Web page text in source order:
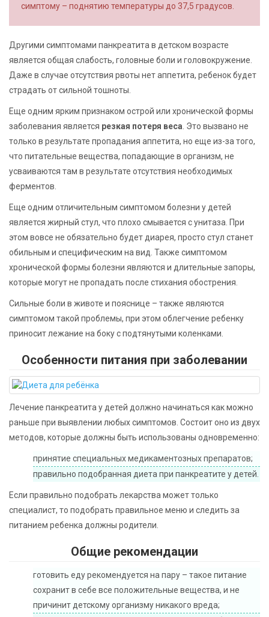
симптому – поднятию температуры до 37,5 градусов.
Другими симптомами панкреатита в детском возрасте
является общая слабость, головные боли и головокружение.
Даже в случае отсутствия рвоты нет аппетита, ребенок будет
страдать от сильной тошноты.
Еще одним ярким признаком острой или хронической формы
заболевания является резкая потеря веса . Это вызвано не
только в результате пропадания аппетита, но еще из-за того,
что питательные вещества, попадающие в организм, не
усваиваются там в результате отсутствия необходимых
ферментов.
Еще одним отличительным симптомом болезни у детей
является жирный стул, что плохо смывается с унитаза. При
этом вовсе не обязательно будет диарея, просто стул станет
обильным и специфическим на вид. Также симптомом
хронической формы болезни являются и длительные запоры,
которые могут не пропадать после стихания обострения.
Сильные боли в животе и пояснице – также являются
симптомом такой проблемы, при этом облегчение ребенку
приносит лежание на боку с подтянутыми коленками.
Особенности питания при заболевании
Лечение панкреатита у детей должно начинаться как можно
раньше при выявлении любых симптомов. Состоит оно из двух
методов, которые должны быть использованы одновременно:
принятие специальных медикаментозных препаратов;
правильно подобранная диета при панкреатите у детей.
Если правильно подобрать лекарства может только
специалист, то подобрать правильное меню и следить за
питанием ребенка должны родители.
Общие рекомендации
готовить еду рекомендуется на пару – такое питание
сохранит в себе все положительные вещества, и не
причинит детскому организму никакого вреда;